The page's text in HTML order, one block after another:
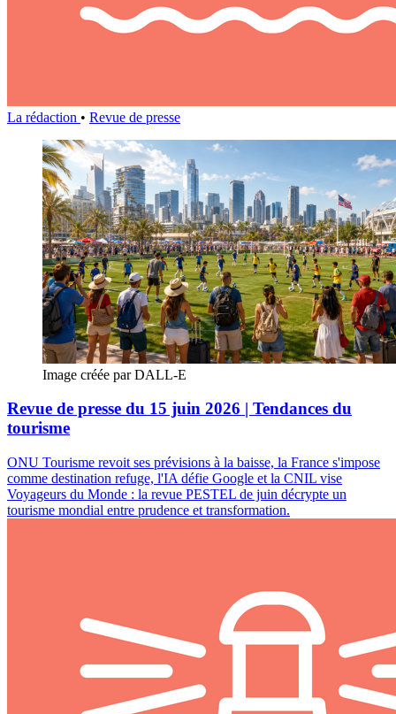
La rédaction • Revue de presse
Image créée par DALL-E
Revue de presse du 15 juin 2026 | Tendances du
tourisme
ONU Tourisme revoit ses prévisions à la baisse, la France s'impose
comme destination refuge, l'IA défie Google et la CNIL vise
Voyageurs du Monde : la revue PESTEL de juin décrypte un
tourisme mondial entre prudence et transformation.